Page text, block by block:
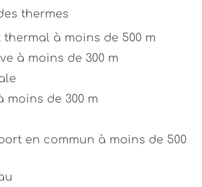
thermes
thermal à moins de 500 m
à moins de 300 m
moins de 300 m
en commun à moins de 500